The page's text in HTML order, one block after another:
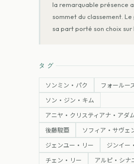
la remarquable présence
sommet du classement.
sa part porté son choix sur
タグ
ソンミン・パク フォールー
ソン・ジン・キム
アニヤ・クリスティアナ・アダ
後藤駿亜 ソフィア・サヴェ
ジェンユー・リー ジンイー
チェン・リー アルピ・シナ